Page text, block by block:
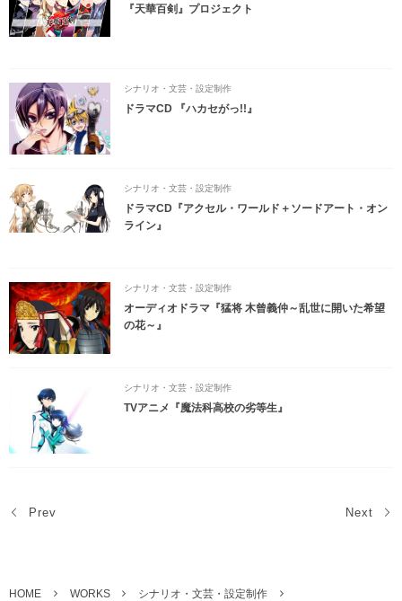
『天華百剣』プロジェクト
シナリオ・文芸・設定制作
ドラマCD 『ハカセがっ!!』
シナリオ・文芸・設定制作
ドラマCD『アクセル・ワールド＋ソードアート・オン
ライン』
シナリオ・文芸・設定制作
オーディオドラマ『猛将 木曾義仲～乱世に開いた希望
の花～』
シナリオ・文芸・設定制作
TVアニメ『魔法科高校の劣等生』
Prev Next
HOME WORKS
シナリオ・文芸・設定制作